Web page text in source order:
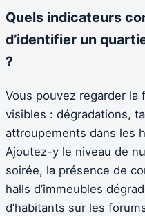
Quels indicateurs
d’identifier un
?
Vous pouvez regarder
visibles : dégradations,
attroupements dans les
Ajoutez-y le niveau de
soirée, la présence de
halls d’immeubles
d’habitants sur les